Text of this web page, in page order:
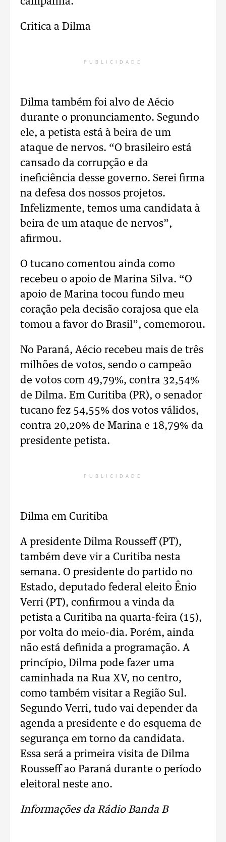
Critica a Dilma
PUBLICIDADE
Dilma também foi alvo de Aécio
durante o pronunciamento. Segundo
ele, a petista está à beira de um
ataque de nervos. “O brasileiro está
cansado da corrupção e da
ineficiência desse governo. Serei firma
na defesa dos nossos projetos.
Infelizmente, temos uma candidata à
beira de um ataque de nervos”,
afirmou.
O tucano comentou ainda como
recebeu o apoio de Marina Silva. “O
apoio de Marina tocou fundo meu
coração pela decisão corajosa que ela
tomou a favor do Brasil”, comemorou.
No Paraná, Aécio recebeu mais de três
milhões de votos, sendo o campeão
de votos com 49,79%, contra 32,54%
de Dilma. Em Curitiba (PR), o senador
tucano fez 54,55% dos votos válidos,
contra 20,20% de Marina e 18,79% da
presidente petista.
PUBLICIDADE
Dilma em Curitiba
A presidente Dilma Rousseff (PT),
também deve vir a Curitiba nesta
semana. O presidente do partido no
Estado, deputado federal eleito Ênio
Verri (PT), confirmou a vinda da
petista a Curitiba na quarta-feira (15),
por volta do meio-dia. Porém, ainda
não está definida a programação. A
princípio, Dilma pode fazer uma
caminhada na Rua XV, no centro,
como também visitar a Região Sul.
Segundo Verri, tudo vai depender da
agenda a presidente e do esquema de
segurança em torno da candidata.
Essa será a primeira visita de Dilma
Rousseff ao Paraná durante o período
eleitoral neste ano.
Informações da Rádio Banda B